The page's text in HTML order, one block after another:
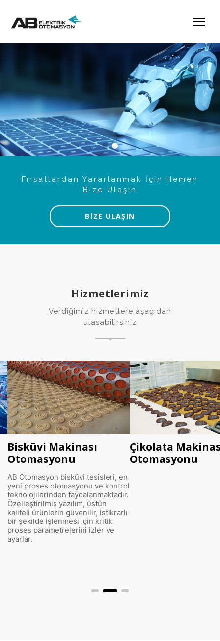
Fırsatlardan Yararlanmak İçin Hemen
Bize Ulaşın
BİZE ULAŞIN
Hizmetlerimiz
Verdiğimiz hizmetlere aşağıdan
ulaşabilirsiniz
Bisküvi Makinası
Otomasyonu
AB Otomasyon bisküvi tesisleri, en
yeni proses otomasyonu ve kontrol
teknolojilerinden faydalanmaktadır.
Özelleştirilmiş yazılım, üstün
kaliteli ürünlerin güvenilir, istikrarlı
bir şekilde işlenmesi için kritik
proses parametrelerini izler ve
ayarlar.
Çikolata
Otomasyonu